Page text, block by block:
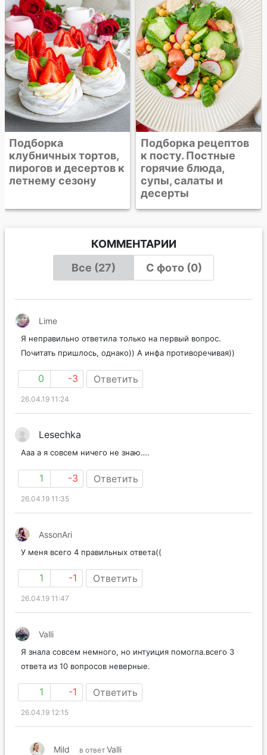
Подборка
клубничных тортов,
пирогов и десертов к
летнему сезону
Подборка рецептов
к посту. Постные
горячие блюда,
супы, салаты и
десерты
КОММЕНТАРИИ
Все (27)
С фото (0)
Lime
Я неправильно ответила только на первый вопрос.
Почитать пришлось, однако)) А инфа противоречивая))
0 -3 Ответить
26.04.19 11:24
Lesechka
Ааа а я совсем ничего не знаю….
1 -3 Ответить
26.04.19 11:35
AssonAri
У меня всего 4 правильных ответа((
1 -1 Ответить
26.04.19 11:47
Valli
Я знала совсем немного, но интуиция помогла.всего 3
ответа из 10 вопросов неверные.
1 -1 Ответить
26.04.19 12:15
Mild в ответ Valli